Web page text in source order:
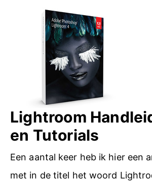
Lightroom
en Tutorials
Een aantal keer heb ik hier een
met in de titel het woord